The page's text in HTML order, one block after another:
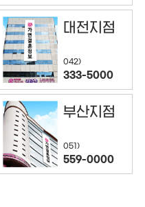
대전지점
042)
333-5000
부산지점
051)
559-0000